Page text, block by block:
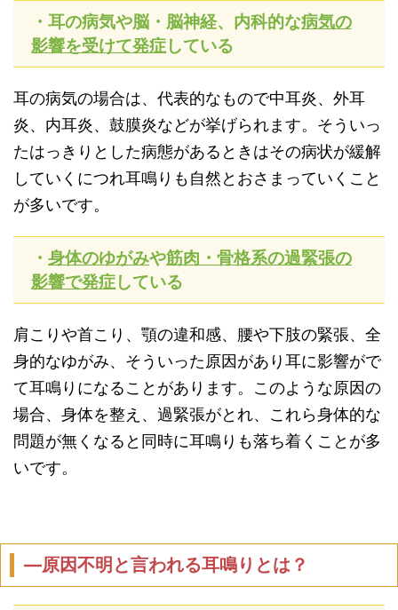
・耳の病気や脳・脳神経、内科的な病気の
影響を受けて発症している
耳の病気の場合は、代表的なもので中耳炎、外耳
炎、内耳炎、鼓膜炎などが挙げられます。そういっ
たはっきりとした病態があるときはその病状が緩解
していくにつれ耳鳴りも自然とおさまっていくこと
が多いです。
・ 身体のゆがみや筋肉・骨格系の過緊張の
影響で発症している
肩こりや首こり、顎の違和感、腰や下肢の緊張、全
身的なゆがみ、そういった原因があり耳に影響がで
て耳鳴りになることがあります。このような原因の
場合、身体を整え、過緊張がとれ、これら身体的な
問題が無くなると同時に耳鳴りも落ち着くことが多
いです。
―原因不明と言われる耳鳴りとは？